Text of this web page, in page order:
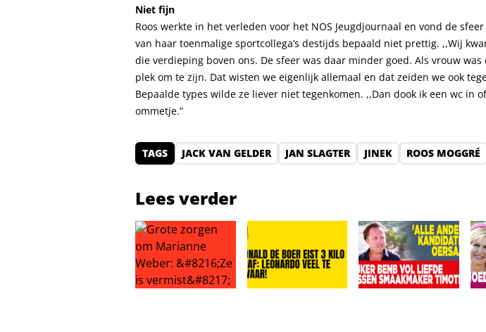
Niet fijn
Roos werkte in het verleden voor het NOS Jeugdjournaal en vond de
van haar toenmalige sportcollega’s destijds bepaald niet prettig. ,,Wij
die verdieping boven ons. De sfeer was daar minder goed. Als vrouw
plek om te zijn. Dat wisten we eigenlijk allemaal en dat zeiden we ook
Bepaalde types wilde ze liever niet tegenkomen. ,,Dan dook ik een wc in
ommetje.”
TAGS JACK VAN GELDER JAN SLAGTER JINEK ROOS MOGGRÉ
Lees verder